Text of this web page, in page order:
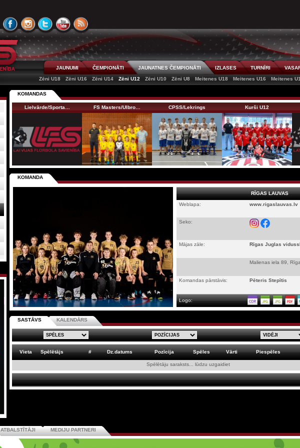
JAUNUMI ČEMPIONĀTI JAUNATNES ČEMPIONĀTI IZLASES TURNĪRI
Zēni U18
Zēni U16 Zēni U14 Zēni U12 Zēni U10 Zēni U8 Meitenes U18 Meitenes U16 Meitenes
KOMANDAS
Lielvārde/Sporta… FS Masters/Ulbro… CPSS/Lekrings Kurši U12
KOMANDA
RĪGAS LAUVAS
Weblapa:
www.rigaslauvas.lv
Seko:
Mājas zāle: Rīgas Juglas
Malienas iela 89, Rīga
Komandas pārstāvis: Pēteris Stepītis
Logo:
SASTĀVS KALENDĀRS
Vieta Spēlētājs # Dz.datums Pozīcija Spēles Vārti Piespēles
Spēlētāju saraksts... lūdzu uzgaidiet
ATBALSTĪTĀJI MEDIJU PARTNERI